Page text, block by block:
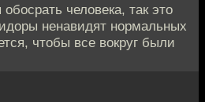
человека, так это
ненавидят нормальных
чтобы все вокруг были